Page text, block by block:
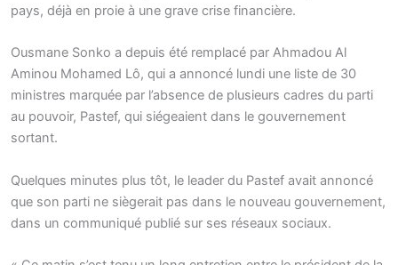
pays, déjà en proie à une grave crise financière.
Ousmane Sonko a depuis été remplacé par Ahmadou Al
Aminou Mohamed Lô, qui a annoncé lundi une liste de 30
ministres marquée par l’absence de plusieurs cadres du parti
au pouvoir, Pastef, qui siégeaient dans le gouvernement
sortant.
Quelques minutes plus tôt, le leader du Pastef avait annoncé
que son parti ne siègerait pas dans le nouveau gouvernement,
dans un communiqué publié sur ses réseaux sociaux.